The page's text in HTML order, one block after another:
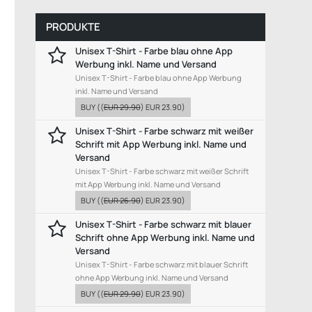
PRODUKTE
Unisex T-Shirt - Farbe blau ohne App
Werbung inkl. Name und Versand
Unisex T-Shirt - Farbe blau ohne App Werbung
inkl. Name und Versand
BUY ((EUR 29.90) EUR 23.90)
Unisex T-Shirt - Farbe schwarz mit weißer
Schrift mit App Werbung inkl. Name und
Versand
Unisex T-Shirt - Farbe schwarz mit weißer Schrift
mit App Werbung inkl. Name und Versand
BUY ((EUR 26.90) EUR 23.90)
Unisex T-Shirt - Farbe schwarz mit blauer
Schrift ohne App Werbung inkl. Name und
Versand
Unisex T-Shirt - Farbe schwarz mit blauer Schrift
ohne App Werbung inkl. Name und Versand
BUY ((EUR 29.90) EUR 23.90)